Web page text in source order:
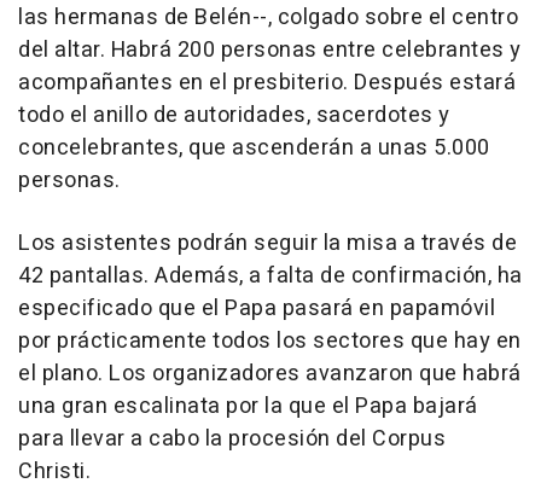
las hermanas de Belén--, colgado sobre el centro
del altar. Habrá 200 personas entre celebrantes y
acompañantes en el presbiterio. Después estará
todo el anillo de autoridades, sacerdotes y
concelebrantes, que ascenderán a unas 5.000
personas.
Los asistentes podrán seguir la misa a través de
42 pantallas. Además, a falta de confirmación, ha
especificado que el Papa pasará en papamóvil
por prácticamente todos los sectores que hay en
el plano. Los organizadores avanzaron que habrá
una gran escalinata por la que el Papa bajará
para llevar a cabo la procesión del Corpus
Christi.